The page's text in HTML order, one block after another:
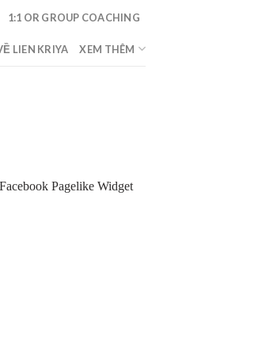
1:1 OR GROUP COACHING
LIEN KRIYA XEM THÊM